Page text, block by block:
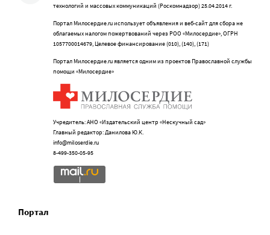
технологий и массовых коммуникаций (Роскомнадзор) 25.04.2014 г.
Портал Милосердие.ru использует объявления и веб-сайт для сбора не
облагаемых налогом пожертвований через РОО «Милосердие», ОГРН
1057700014679, Целевое финансирование (010), (140), (171)
Портал Милосердие.ru является одним из проектов Православной службы
помощи «Милосердие»
Учредитель: АНО «Издательский центр «Нескучный сад»
Главный редактор: Данилова Ю.К.
info@miloserdie.ru
8-499-350-05-95
Портал